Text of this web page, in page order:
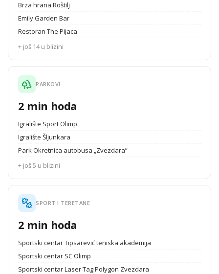
Brza hrana Roštilj
Emily Garden Bar
Restoran The Pijaca
+ još 14 u blizini
PARKOVI
2 min hoda
Igralište Sport Olimp
Igralište Šljunkara
Park Okretnica autobusa „Zvezdara”
+ još 5 u blizini
SPORT I TERETANE
2 min hoda
Sportski centar Tipsarević teniska akademija
Sportski centar SC Olimp
Sportski centar Laser Tag Polygon Zvezdara